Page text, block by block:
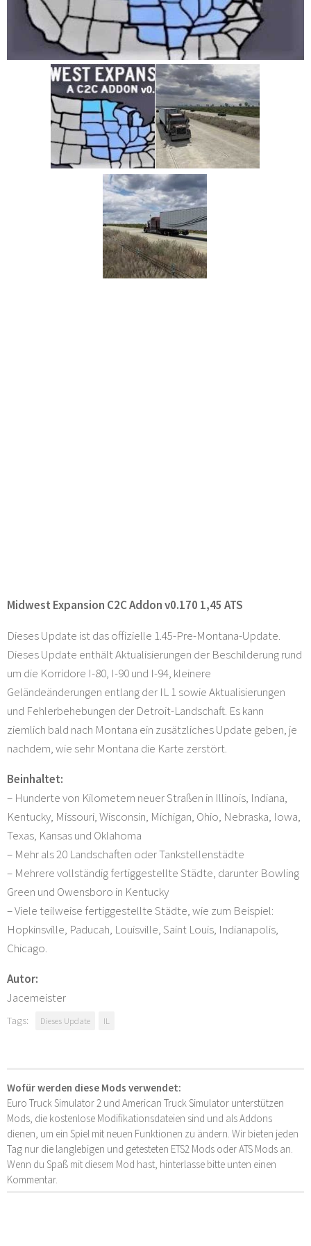
Midwest Expansion C2C Addon v0.170 1,45 ATS
Dieses Update ist das offizielle 1.45-Pre-Montana-Update.
Dieses Update enthält Aktualisierungen der Beschilderung rund
um die Korridore I-80, I-90 und I-94, kleinere
Geländeänderungen entlang der IL 1 sowie Aktualisierungen
und Fehlerbehebungen der Detroit-Landschaft. Es kann
ziemlich bald nach Montana ein zusätzliches Update geben, je
nachdem, wie sehr Montana die Karte zerstört.
Beinhaltet:
– Hunderte von Kilometern neuer Straßen in Illinois, Indiana,
Kentucky, Missouri, Wisconsin, Michigan, Ohio, Nebraska, Iowa,
Texas, Kansas und Oklahoma
– Mehr als 20 Landschaften oder Tankstellenstädte
– Mehrere vollständig fertiggestellte Städte, darunter Bowling
Green und Owensboro in Kentucky
– Viele teilweise fertiggestellte Städte, wie zum Beispiel:
Hopkinsville, Paducah, Louisville, Saint Louis, Indianapolis,
Chicago.
Autor:
Jacemeister
Tags: Dieses Update IL
Wofür werden diese Mods verwendet:
Euro Truck Simulator 2 und American Truck Simulator unterstützen
Mods, die kostenlose Modifikationsdateien sind und als Addons
dienen, um ein Spiel mit neuen Funktionen zu ändern. Wir bieten jeden
Tag nur die langlebigen und getesteten ETS2 Mods oder ATS Mods an.
Wenn du Spaß mit diesem Mod hast, hinterlasse bitte unten einen
Kommentar.